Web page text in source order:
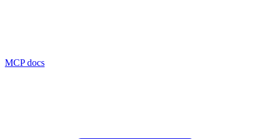
MCP docs